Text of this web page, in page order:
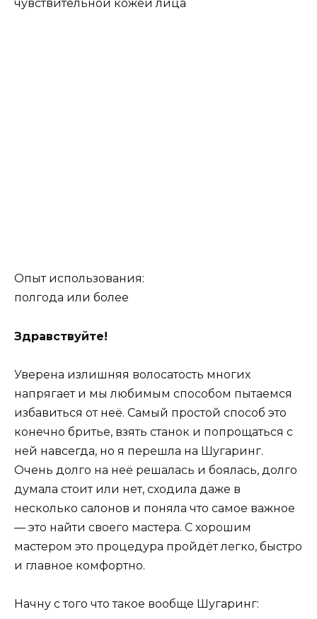
чувствительной кожей лица
Опыт использования:
полгода или более
Здравствуйте!
Уверена излишняя волосатость многих
напрягает и мы любимым способом пытаемся
избавиться от неё. Самый простой способ это
конечно бритье, взять станок и попрощаться с
ней навсегда, но я перешла на Шугаринг.
Очень долго на неё решалась и боялась, долго
думала стоит или нет, сходила даже в
несколько салонов и поняла что самое важное
— это найти своего мастера. С хорошим
мастером это процедура пройдёт легко, быстро
и главное комфортно.
Начну с того что такое вообще Шугаринг: